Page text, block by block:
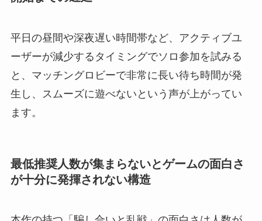
平日の昼間や深夜遅い時間帯など、アクティブユ
ーザーが減少するタイミングでソロ参加を試みる
と、マッチングロビーで非常に長い待ち時間が発
生し、スムーズに遊べないという声が上がってい
ます。
最低推奨人数が集まらないとゲームの面白さ
が十分に発揮されない構造